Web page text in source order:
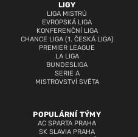
LIGY
LIGA MISTRŮ
EVROPSKÁ LIGA
KONFERENČNÍ LIGA
CHANCE LIGA (1. ČESKÁ LIGA)
PREMIER LEAGUE
LA LIGA
BUNDESLIGA
SERIE A
MISTROVSTVÍ SVĚTA
POPULÁRNÍ TÝMY
AC SPARTA PRAHA
SK SLAVIA PRAHA